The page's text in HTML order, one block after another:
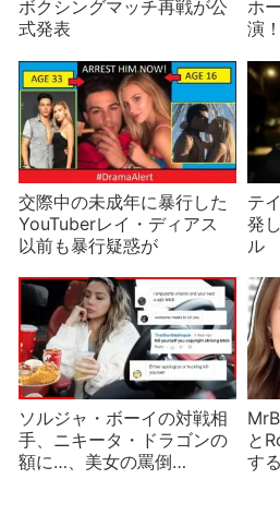
ボクシングマッチ再戦が公
式発表
ホ
演
交際中の未成年に暴行した
YouTuberレイ・ディアス
以前も暴行疑惑が
テ
発
ル
ソルジャ・ボーイの対戦相
手、ニキータ・ドラゴンの
額に…、美女の罵倒
と
す